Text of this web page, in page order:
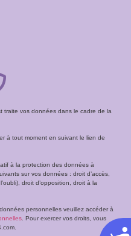
traite vos données dans le cadre de la
à tout moment en suivant le lien de
à la protection des données à
sur vos données : droit d’accès,
droit d’opposition, droit à la
personnelles veuillez accéder à
. Pour exercer vos droits, vous